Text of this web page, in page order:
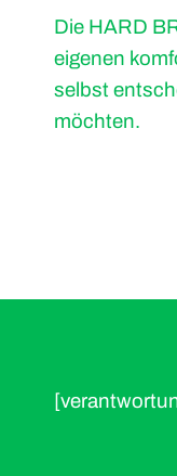
Die HARD
eigenen
selbst
möchten.